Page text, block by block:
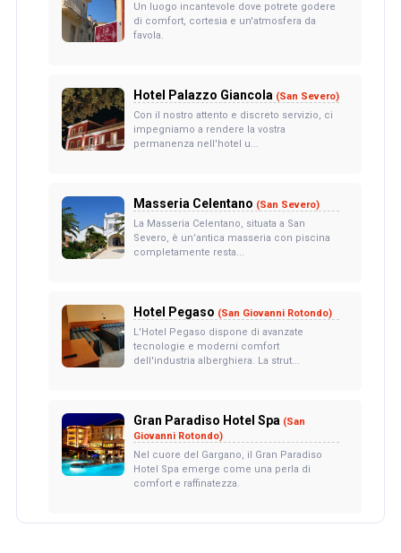
Un luogo incantevole dove potrete godere
di comfort, cortesia e un'atmosfera da
favola.
Hotel Palazzo Giancola (San Severo)
Con il nostro attento e discreto servizio, ci
impegniamo a rendere la vostra
permanenza nell'hotel u...
Masseria Celentano (San Severo)
La Masseria Celentano, situata a San
Severo, è un’antica masseria con piscina
completamente resta...
Hotel Pegaso (San Giovanni Rotondo)
L'Hotel Pegaso dispone di avanzate
tecnologie e moderni comfort
dell'industria alberghiera. La strut...
Gran Paradiso Hotel Spa (San
Giovanni Rotondo)
Nel cuore del Gargano, il Gran Paradiso
Hotel Spa emerge come una perla di
comfort e raffinatezza.